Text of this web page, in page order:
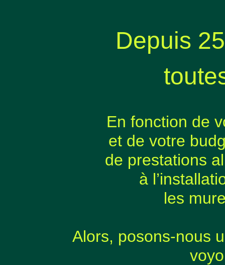
Depuis
En fonction de
et de votre
de prestations
à
les
Alors, posons-nous